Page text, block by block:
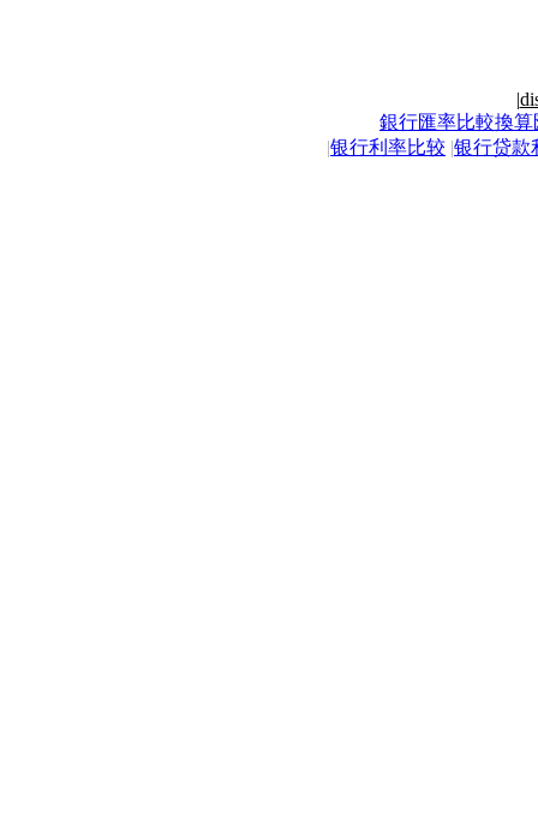
|
銀行匯率比較換算
|银行利率比较 |银行贷款